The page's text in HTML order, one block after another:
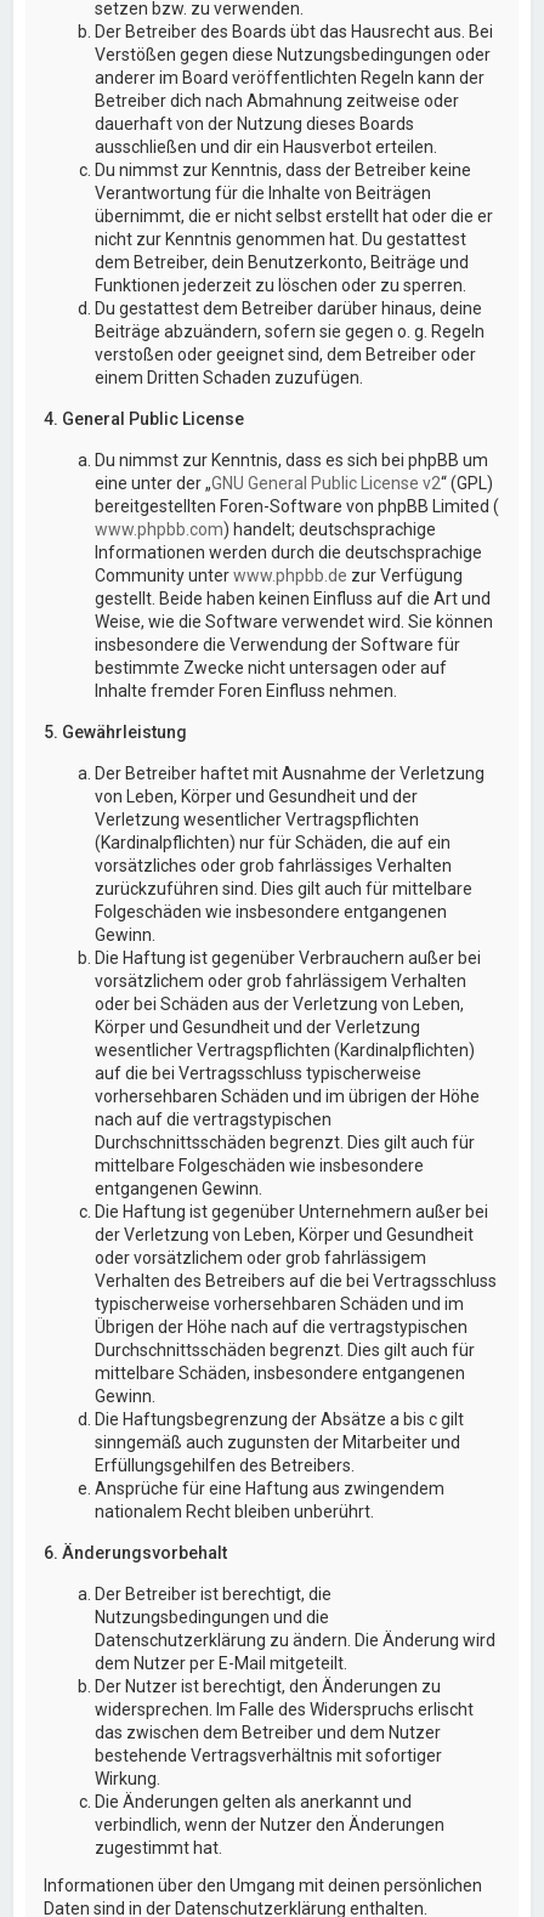
setzen bzw. zu verwenden.
Der Betreiber des Boards übt das Hausrecht aus. Bei
Verstößen gegen diese Nutzungsbedingungen oder
anderer im Board veröffentlichten Regeln kann der
Betreiber dich nach Abmahnung zeitweise oder
dauerhaft von der Nutzung dieses Boards
ausschließen und dir ein Hausverbot erteilen.
Du nimmst zur Kenntnis, dass der Betreiber keine
Verantwortung für die Inhalte von Beiträgen
übernimmt, die er nicht selbst erstellt hat oder die er
nicht zur Kenntnis genommen hat. Du gestattest
dem Betreiber, dein Benutzerkonto, Beiträge und
Funktionen jederzeit zu löschen oder zu sperren.
Du gestattest dem Betreiber darüber hinaus, deine
Beiträge abzuändern, sofern sie gegen o. g. Regeln
verstoßen oder geeignet sind, dem Betreiber oder
einem Dritten Schaden zuzufügen.
4. General Public License
Du nimmst zur Kenntnis, dass es sich bei phpBB um
eine unter der „GNU General Public License v2“ (GPL)
bereitgestellten Foren-Software von phpBB Limited (
www.phpbb.com) handelt; deutschsprachige
Informationen werden durch die deutschsprachige
Community unterwww.phpbb.de zur Verfügung
gestellt. Beide haben keinen Einfluss auf die Art und
Weise, wie die Software verwendet wird. Sie können
insbesondere die Verwendung der Software für
bestimmte Zwecke nicht untersagen oder auf
Inhalte fremder Foren Einfluss nehmen.
5. Gewährleistung
Der Betreiber haftet mit Ausnahme der Verletzung
von Leben, Körper und Gesundheit und der
Verletzung wesentlicher Vertragspflichten
(Kardinalpflichten) nur für Schäden, die auf ein
vorsätzliches oder grob fahrlässiges Verhalten
zurückzuführen sind. Dies gilt auch für mittelbare
Folgeschäden wie insbesondere entgangenen
Gewinn.
Die Haftung ist gegenüber Verbrauchern außer bei
vorsätzlichem oder grob fahrlässigem Verhalten
oder bei Schäden aus der Verletzung von Leben,
Körper und Gesundheit und der Verletzung
wesentlicher Vertragspflichten (Kardinalpflichten)
auf die bei Vertragsschluss typischerweise
vorhersehbaren Schäden und im übrigen der Höhe
nach auf die vertragstypischen
Durchschnittsschäden begrenzt. Dies gilt auch für
mittelbare Folgeschäden wie insbesondere
entgangenen Gewinn.
Die Haftung ist gegenüber Unternehmern außer bei
der Verletzung von Leben, Körper und Gesundheit
oder vorsätzlichem oder grob fahrlässigem
Verhalten des Betreibers auf die bei Vertragsschluss
typischerweise vorhersehbaren Schäden und im
Übrigen der Höhe nach auf die vertragstypischen
Durchschnittsschäden begrenzt. Dies gilt auch für
mittelbare Schäden, insbesondere entgangenen
Gewinn.
Die Haftungsbegrenzung der Absätze a bis c gilt
sinngemäß auch zugunsten der Mitarbeiter und
Erfüllungsgehilfen des Betreibers.
Ansprüche für eine Haftung aus zwingendem
nationalem Recht bleiben unberührt.
6. Änderungsvorbehalt
Der Betreiber ist berechtigt, die
Nutzungsbedingungen und die
Datenschutzerklärung zu ändern. Die Änderung wird
dem Nutzer per E-Mail mitgeteilt.
Der Nutzer ist berechtigt, den Änderungen zu
widersprechen. Im Falle des Widerspruchs erlischt
das zwischen dem Betreiber und dem Nutzer
bestehende Vertragsverhältnis mit sofortiger
Wirkung.
Die Änderungen gelten als anerkannt und
verbindlich, wenn der Nutzer den Änderungen
zugestimmt hat.
Informationen über den Umgang mit deinen persönlichen
Daten sind in der Datenschutzerklärung enthalten.